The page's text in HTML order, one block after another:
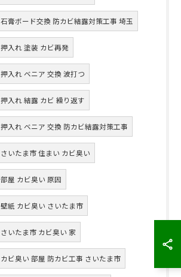
石膏ボード交換 防カビ結露対策工事 埼玉
押入れ 塗装 カビ再発
押入れ ベニア 交換 波打つ
押入れ 結露 カビ 繰り返す
押入れ ベニア 交換 防カビ結露対策工事
さいたま市 住まい カビ臭い
部屋 カビ臭い 原因
壁紙 カビ臭い さいたま市
さいたま市 カビ臭い 家
カビ臭い 部屋 防カビ工事 さいたま市